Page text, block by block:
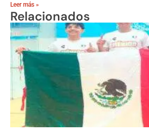
Leer más »
Relacionados